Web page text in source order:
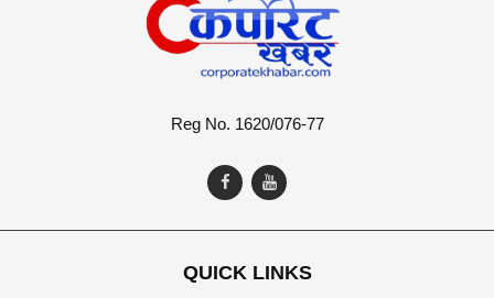
Reg No. 1620/076-77
QUICK LINKS